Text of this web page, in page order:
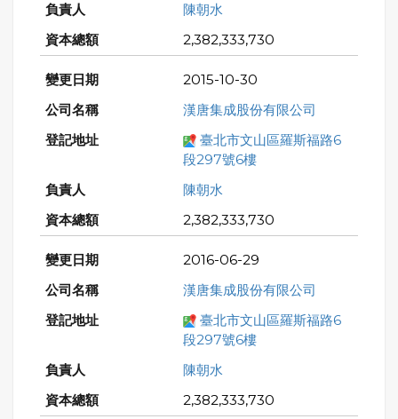
陳朝水
2,382,333,730
2015-10-30
漢唐集成股份有限公司
臺北市文山區羅斯福路6
段297號6樓
陳朝水
2,382,333,730
2016-06-29
漢唐集成股份有限公司
臺北市文山區羅斯福路6
段297號6樓
陳朝水
2,382,333,730